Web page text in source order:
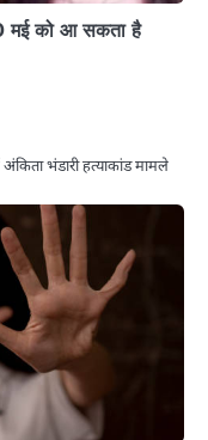
मई को आ सकता है
भंडारी हत्याकांड मामले